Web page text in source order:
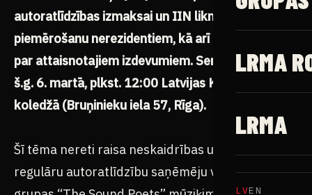
LRMA
LRMA
LVEN
autoratlīdzības izmaksai un IIN likmes
piemērošanu nerezidentiem, kā arī informāciju
par attaisnotajiem izdevumiem. Seminārs notiks
š.g. 6. martā, plkst. 12:00 Latvijas Kultūras
koledžā (Bruņinieku iela 57, Rīga).
Šī tēma nereti raisa neskaidrības un mulsumu arī
regulāru autoratlīdzību saņēmēju vidū, to skaitā